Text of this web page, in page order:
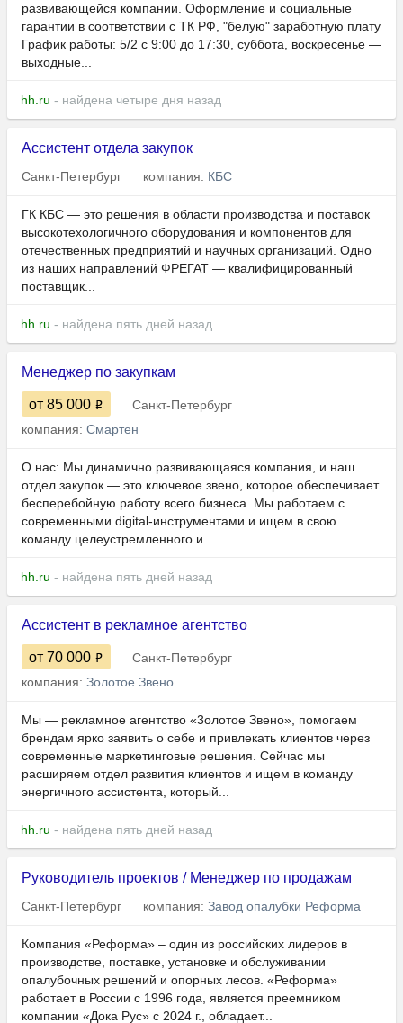
развивающейся компании. Оформление и социальные
гарантии в соответствии с ТК РФ, "белую" заработную плату
График работы: 5/2 с 9:00 до 17:30, суббота, воскресенье —
выходные...
hh.ru - найдена четыре дня назад
Ассистент отдела закупок
Санкт-Петербург компания: КБС
ГК КБС — это решения в области производства и поставок
высокотехологичного оборудования и компонентов для
отечественных предприятий и научных организаций. Одно
из наших направлений ФРЕГАТ — квалифицированный
поставщик...
hh.ru - найдена пять дней назад
Менеджер по закупкам
от 85 000
Санкт-Петербург
компания: Смартен
О нас: Мы динамично развивающаяся компания, и наш
отдел закупок — это ключевое звено, которое обеспечивает
бесперебойную работу всего бизнеса. Мы работаем с
современными digital-инструментами и ищем в свою
команду целеустремленного и...
hh.ru - найдена пять дней назад
Ассистент в рекламное агентство
от 70 000
Санкт-Петербург
компания: Золотое Звено
Мы — рекламное агентство «3олотое Звено», помогаем
брендам ярко заявить о себе и привлекать клиентов через
современные маркетинговые решения. Сейчас мы
расширяем отдел развития клиентов и ищем в команду
энергичного ассистента, который...
hh.ru - найдена пять дней назад
Руководитель проектов / Менеджер по продажам
Санкт-Петербург компания: Завод опалубки Реформа
Компания «Реформа» – один из российских лидеров в
производстве, поставке, установке и обслуживании
опалубочных решений и опорных лесов. «Реформа»
работает в России с 1996 года, является преемником
компании «Дока Рус» с 2024 г., обладает...